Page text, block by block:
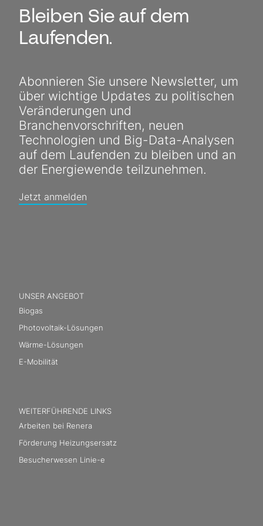
Bleiben Sie auf dem
Laufenden.
Abonnieren Sie unsere Newsletter, um
über wichtige Updates zu politischen
Veränderungen und
Branchenvorschriften, neuen
Technologien und Big-Data-Analysen
auf dem Laufenden zu bleiben und an
der Energiewende teilzunehmen.
Jetzt anmelden
UNSER ANGEBOT
Biogas
Photovoltaik-Lösungen
Wärme-Lösungen
E-Mobilität
WEITERFÜHRENDE LINKS
Arbeiten bei Renera
Förderung Heizungsersatz
Besucherwesen Linie-e